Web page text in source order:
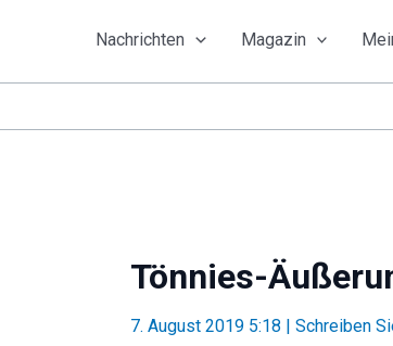
Nachrichten Magazin
Tönnies-
7. August 2019 5:18 | Schreiben